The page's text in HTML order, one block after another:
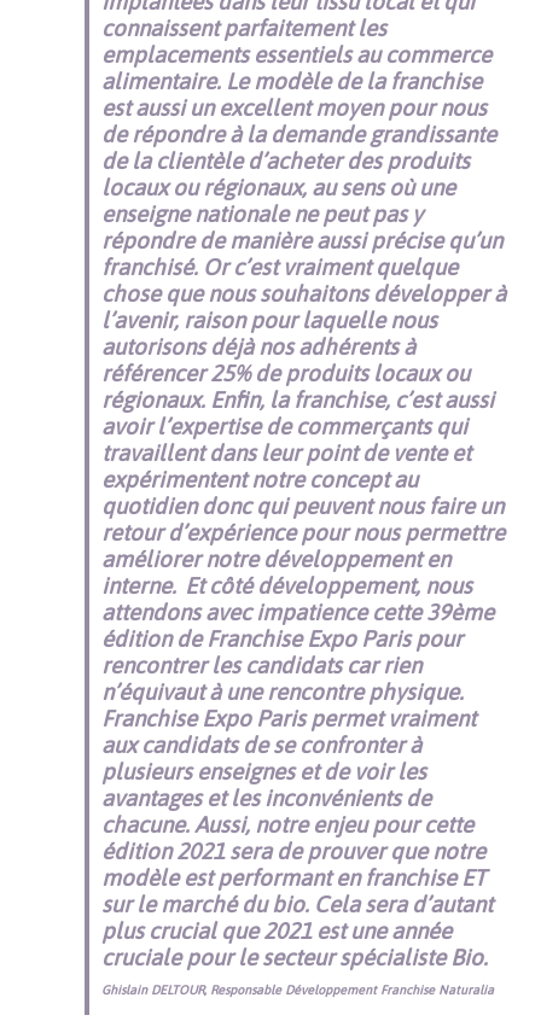
connaissent parfaitement les
emplacements essentiels au commerce
alimentaire. Le modèle de la franchise
est aussi un excellent moyen pour nous
de répondre à la demande grandissante
de la clientèle d’acheter des produits
locaux ou régionaux, au sens où une
enseigne nationale ne peut pas y
répondre de manière aussi précise qu’un
franchisé. Or c’est vraiment quelque
chose que nous souhaitons développer à
l’avenir, raison pour laquelle nous
autorisons déjà nos adhérents à
référencer 25% de produits locaux ou
régionaux. Enfin, la franchise, c’est aussi
avoir l’expertise de commerçants qui
travaillent dans leur point de vente et
expérimentent notre concept au
quotidien donc qui peuvent nous faire un
retour d’expérience pour nous permettre
améliorer notre développement en
interne. Et côté développement, nous
attendons avec impatience cette 39ème
édition de Franchise Expo Paris pour
rencontrer les candidats car rien
n’équivaut à une rencontre physique.
Franchise Expo Paris permet vraiment
aux candidats de se confronter à
plusieurs enseignes et de voir les
avantages et les inconvénients de
chacune. Aussi, notre enjeu pour cette
édition 2021 sera de prouver que notre
modèle est performant en franchise ET
sur le marché du bio. Cela sera d’autant
plus crucial que 2021 est une année
cruciale pour le secteur spécialiste Bio.
Ghislain DELTOUR, Responsable Développement Franchise Naturalia